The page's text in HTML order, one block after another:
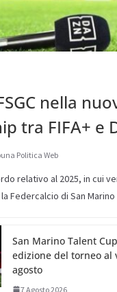
nella
tra FIFA+ e
Politica Web
relativo al 2025, in cui
Federcalcio di San Marino
San Marino Talent
edizione del torneo al
agosto
7 Agosto 2026